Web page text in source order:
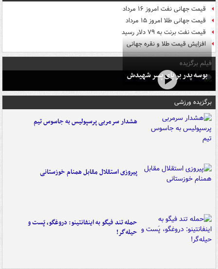
قیمت جهانی نفت امروز ۱۶ مرداد
قیمت جهانی طلا امروز ۱۵ مرداد
قیمت نفت برنت به ۷۹ دلار رسید
افزایش قیمت طلا و نقره جهانی
فیلم برگزیده
بوسه‌ پدر بر پای پسر شهیدش
برگزیده ورزشی
هشدار سرمربی پرسپولیس به جاسوس تیم
پیروزی استقلال مقابل همنام خوزستانی
حمله تند فیگو به اینفانتینو: دروغگو، پَست‌ و
حیله‌گر!